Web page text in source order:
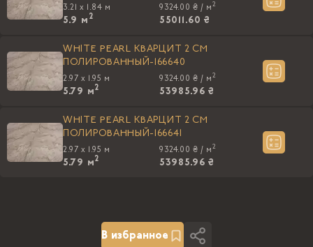
3.21 x 1.84 м
5.9 м 2
9324.00 ₴ / м 2
55011.60 ₴
WHITE PEARL КВАРЦИТ 2 СМ
ПОЛИРОВАННЫЙ-166640
2.97 x 1.95 м
5.79 м2
9324.00 ₴ / м 2
53985.96 ₴
WHITE PEARL КВАРЦИТ 2 СМ
ПОЛИРОВАННЫЙ-166641
2.97 x 1.95 м
5.79 м2
9324.00 ₴ / м 2
53985.96 ₴
В избранное